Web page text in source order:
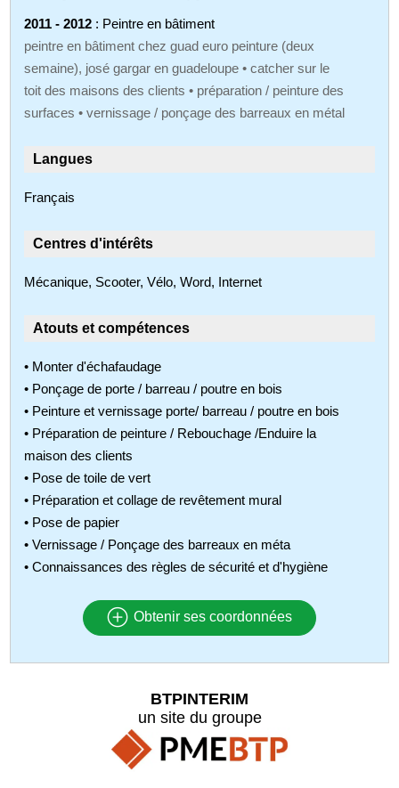
2011 - 2012 : Peintre en bâtiment
peintre en bâtiment chez guad euro peinture (deux
semaine), josé gargar en guadeloupe • catcher sur le
toit des maisons des clients • préparation / peinture des
surfaces • vernissage / ponçage des barreaux en métal
Langues
Français
Centres d'intérêts
Mécanique, Scooter, Vélo, Word, Internet
Atouts et compétences
• Monter d'échafaudage
• Ponçage de porte / barreau / poutre en bois
• Peinture et vernissage porte/ barreau / poutre en bois
• Préparation de peinture / Rebouchage /Enduire la
maison des clients
• Pose de toile de vert
• Préparation et collage de revêtement mural
• Pose de papier
• Vernissage / Ponçage des barreaux en méta
• Connaissances des règles de sécurité et d'hygiène
Obtenir ses coordonnées
BTPINTERIM
un site du groupe